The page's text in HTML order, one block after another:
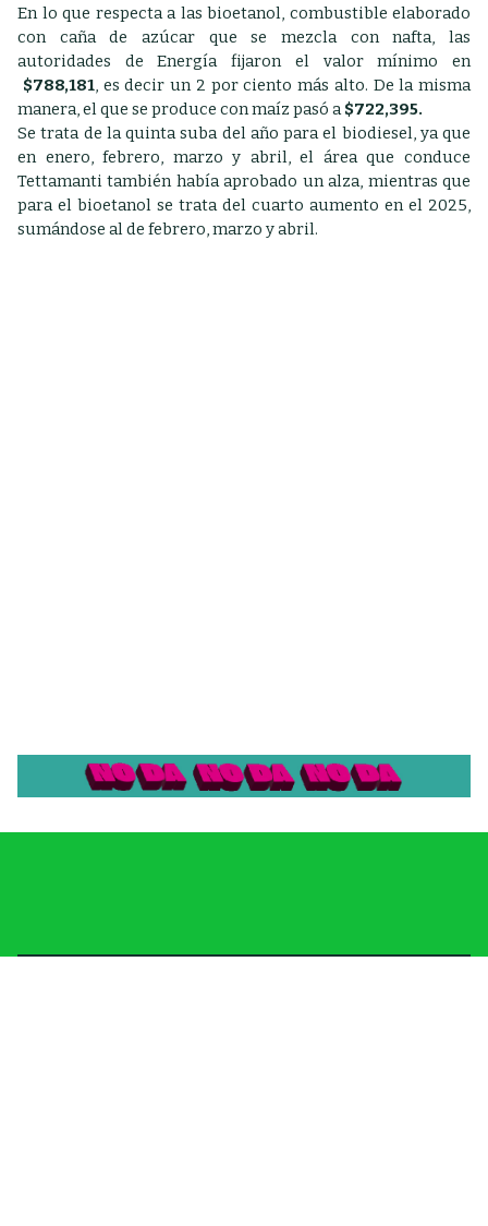
En lo que respecta a las bioetanol, combustible elaborado
con caña de azúcar que se mezcla con nafta, las
autoridades de Energía fijaron el valor mínimo en
$788,181, es decir un 2 por ciento más alto. De la misma
manera, el que se produce con maíz pasó a$722,395.
Se trata de la quinta suba del año para el biodiesel, ya que
en enero, febrero, marzo y abril, el área que conduce
Tettamanti también había aprobado un alza, mientras que
para el bioetanol se trata del cuarto aumento en el 2025,
sumándose al de febrero, marzo y abril.